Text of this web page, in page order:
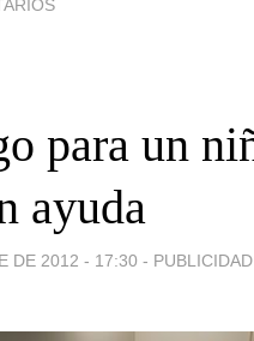
para un
ayuda
DE 2012 - 17:30 - PUBLICIDAD